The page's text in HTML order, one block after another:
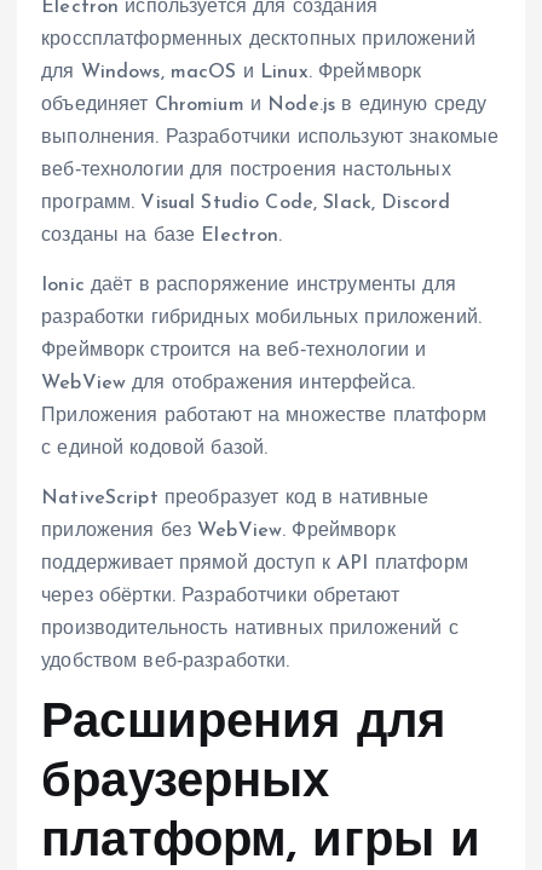
Electron используется для создания
кроссплатформенных десктопных приложений
для Windows, macOS и Linux. Фреймворк
объединяет Chromium и Node.js в единую среду
выполнения. Разработчики используют знакомые
веб‑технологии для построения настольных
программ. Visual Studio Code, Slack, Discord
созданы на базе Electron.
Ionic даёт в распоряжение инструменты для
разработки гибридных мобильных приложений.
Фреймворк строится на веб‑технологии и
WebView для отображения интерфейса.
Приложения работают на множестве платформ
с единой кодовой базой.
NativeScript преобразует код в нативные
приложения без WebView. Фреймворк
поддерживает прямой доступ к API платформ
через обёртки. Разработчики обретают
производительность нативных приложений с
удобством веб‑разработки.
Расширения для
браузерных
платформ, игры и